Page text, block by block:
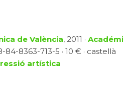
de València, 2011 ·
84-8363-713-5 · 10 € · castellà
artística